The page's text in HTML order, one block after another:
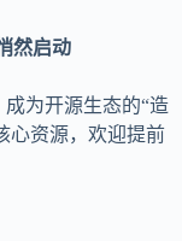
然启动
为开源生态的“造
心资源，欢迎提前